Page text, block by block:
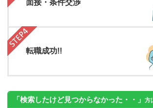
面接・条件交渉
転職成功!!
「検索したけど見つからなかった・・」 方